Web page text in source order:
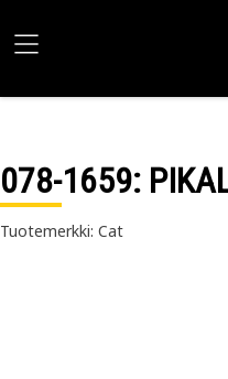
078-1659:
Tuotemerkki: Cat